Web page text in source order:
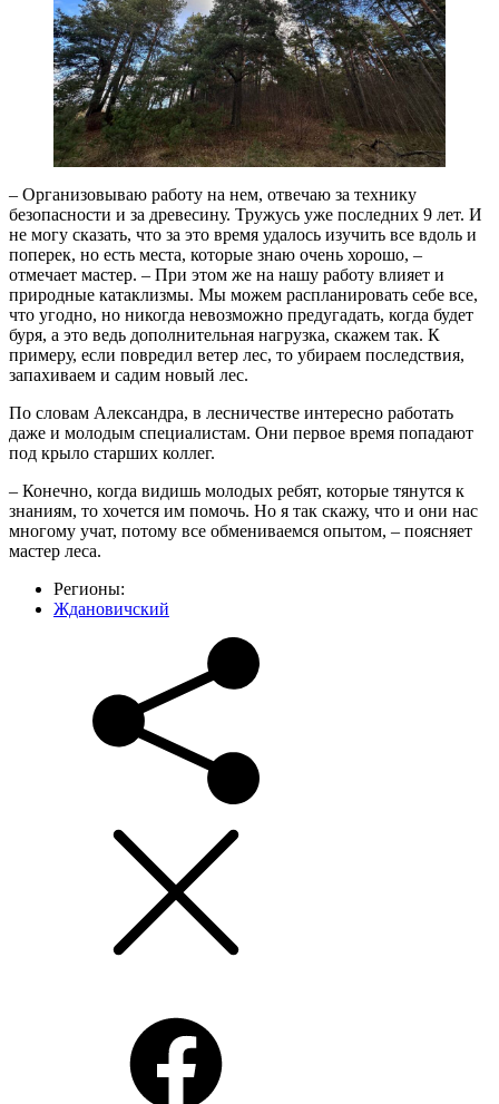
– Организовываю работу на нем, отвечаю за технику
безопасности и за древесину. Тружусь уже последних 9 лет. И
не могу сказать, что за это время удалось изучить все вдоль и
поперек, но есть места, которые знаю очень хорошо, –
отмечает мастер. – При этом же на нашу работу влияет и
природные катаклизмы. Мы можем распланировать себе все,
что угодно, но никогда невозможно предугадать, когда будет
буря, а это ведь дополнительная нагрузка, скажем так. К
примеру, если повредил ветер лес, то убираем последствия,
запахиваем и садим новый лес.
По словам Александра, в лесничестве интересно работать
даже и молодым специалистам. Они первое время попадают
под крыло старших коллег.
– Конечно, когда видишь молодых ребят, которые тянутся к
знаниям, то хочется им помочь. Но я так скажу, что и они нас
многому учат, потому все обмениваемся опытом, – поясняет
мастер леса.
Регионы:
Ждановичский